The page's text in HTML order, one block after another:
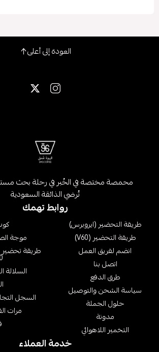
العودة إلى أعلى
محمصة مختصة في الخُبر في رحلة بحث
تُرضي الذائقة السعودية
روابط تهمك
طريقة التحضير (ايروبرس)
طريقة التحضير (V60)
انضم لفريق العمل
اتصل بنا
طرق الدفع
سياسة الشحن والتوصيل
حلول الجملة
مدونة
التخمير اللاهوائي
موجة
السلالة
السجل التجاري :
مرات
خدمة العملاء